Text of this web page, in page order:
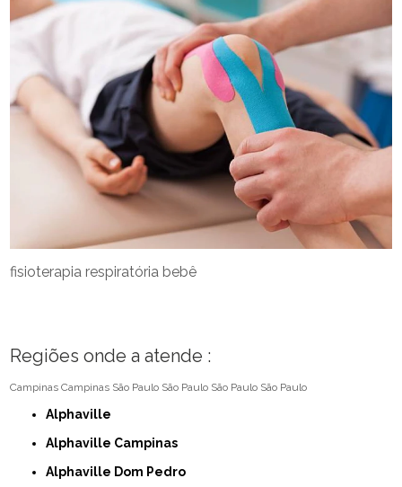
fisioterapia respiratória bebê
Regiões onde a atende :
Campinas Campinas São Paulo São Paulo São Paulo São Paulo
Alphaville
Alphaville Campinas
Alphaville Dom Pedro